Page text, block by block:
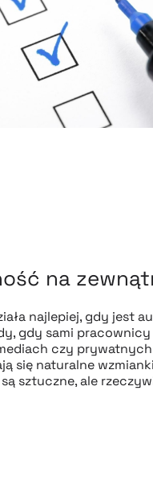
na
najlepiej, gdy jest
gdy sami pracownicy
czy
się naturalne
sztuczne, ale